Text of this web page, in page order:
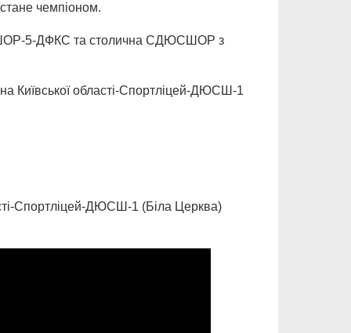
чемпіоном.
5-ДФКС та столична СДЮСШОР з
Київської області-Спортліцей-ДЮСШ-1
Спортліцей-ДЮСШ-1 (Біла Церква)